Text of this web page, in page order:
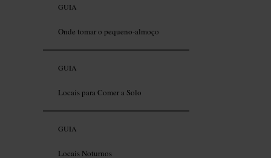
GUIA
Onde tomar o pequeno-almoço
GUIA
Locais para Comer a Solo
GUIA
Locais Noturnos